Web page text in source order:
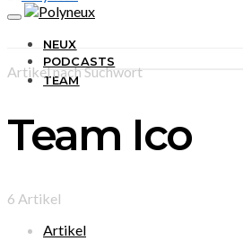
NEUX
PODCASTS
TEAM
Artikel nach Suchwort
Team Ico
6 Artikel
Artikel